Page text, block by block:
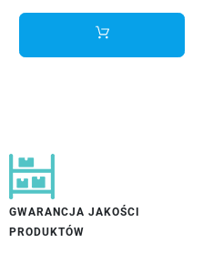
GWARANCJA JAKOŚCI
PRODUKTÓW